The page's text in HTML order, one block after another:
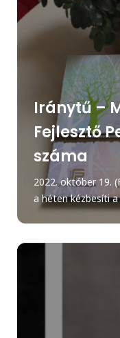
Iránytű –
Fejlesztő
száma
2022. október 19.
a héten kézbesíti